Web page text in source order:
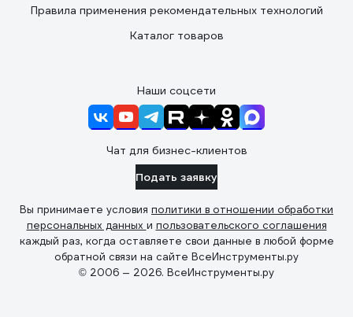
Правила применения рекомендательных технологий
Каталог товаров
Наши соцсети
Чат для бизнес-клиентов
Подать заявку
Вы принимаете условия политики в отношении обработки
персональных данных и пользовательского соглашения
каждый раз, когда оставляете свои данные в любой форме
обратной связи на сайте ВсеИнструменты.ру
© 2006 — 2026. ВсеИнструменты.ру